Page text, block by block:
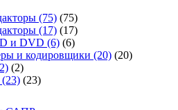
(75) (75)
(17) (17)
и DVD (6) (6)
и кодировщики (20) (20)
(2)
(23) (23)